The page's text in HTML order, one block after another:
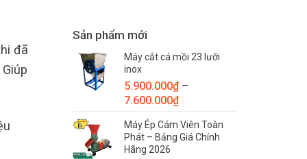
đã
Sản phẩm mới
Máy cắt cá mồi 23 lưỡi
inox
5.900.000₫ –
7.600.000₫Khoảng
từ
5.900.000₫
Máy Ép Cám Viên Toàn
Phát – Bảng Giá Chính
Hãng 2026